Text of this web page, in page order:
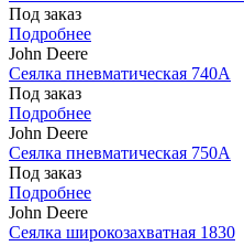
Под заказ
Подробнее
John Deere
Сеялка пневматическая 740A
Под заказ
Подробнее
John Deere
Сеялка пневматическая 750A
Под заказ
Подробнее
John Deere
Сеялка широкозахватная 1830